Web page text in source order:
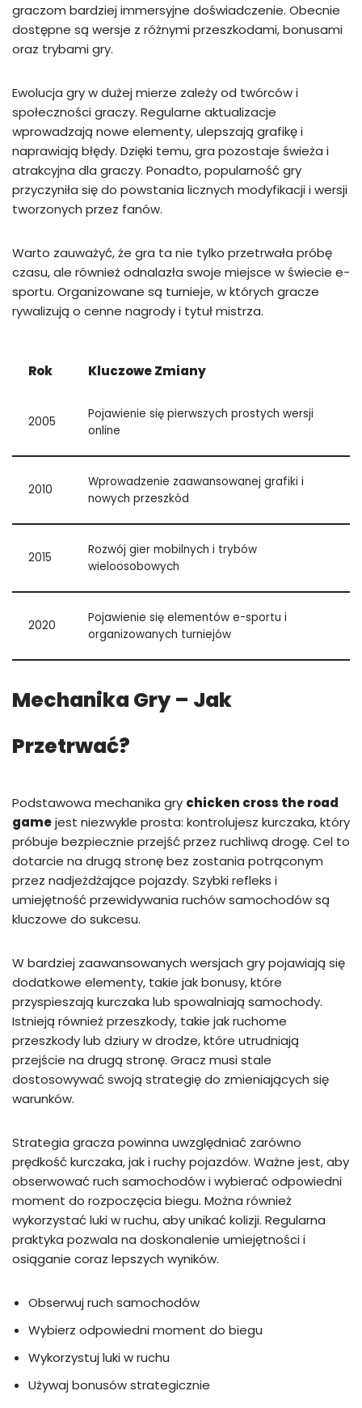
graczom bardziej immersyjne doświadczenie. Obecnie
dostępne są wersje z różnymi przeszkodami, bonusami
oraz trybami gry.
Ewolucja gry w dużej mierze zależy od twórców i
społeczności graczy. Regularne aktualizacje
wprowadzają nowe elementy, ulepszają grafikę i
naprawiają błędy. Dzięki temu, gra pozostaje świeża i
atrakcyjna dla graczy. Ponadto, popularność gry
przyczyniła się do powstania licznych modyfikacji i wersji
tworzonych przez fanów.
Warto zauważyć, że gra ta nie tylko przetrwała próbę
czasu, ale również odnalazła swoje miejsce w świecie e-
sportu. Organizowane są turnieje, w których gracze
rywalizują o cenne nagrody i tytuł mistrza.
Rok Kluczowe Zmiany
2005
Pojawienie się pierwszych prostych wersji
online
2010
Wprowadzenie zaawansowanej grafiki i
nowych przeszkód
2015
Rozwój gier mobilnych i trybów
wieloosobowych
2020
Pojawienie się elementów e-sportu i
organizowanych turniejów
Mechanika Gry – Jak
Przetrwać?
Podstawowa mechanika gry chicken cross the road
gamejest niezwykle prosta: kontrolujesz kurczaka, który
próbuje bezpiecznie przejść przez ruchliwą drogę. Cel to
dotarcie na drugą stronę bez zostania potrąconym
przez nadjeżdżające pojazdy. Szybki refleks i
umiejętność przewidywania ruchów samochodów są
kluczowe do sukcesu.
W bardziej zaawansowanych wersjach gry pojawiają się
dodatkowe elementy, takie jak bonusy, które
przyspieszają kurczaka lub spowalniają samochody.
Istnieją również przeszkody, takie jak ruchome
przeszkody lub dziury w drodze, które utrudniają
przejście na drugą stronę. Gracz musi stale
dostosowywać swoją strategię do zmieniających się
warunków.
Strategia gracza powinna uwzględniać zarówno
prędkość kurczaka, jak i ruchy pojazdów. Ważne jest, aby
obserwować ruch samochodów i wybierać odpowiedni
moment do rozpoczęcia biegu. Można również
wykorzystać luki w ruchu, aby unikać kolizji. Regularna
praktyka pozwala na doskonalenie umiejętności i
osiąganie coraz lepszych wyników.
Obserwuj ruch samochodów
Wybierz odpowiedni moment do biegu
Wykorzystuj luki w ruchu
Używaj bonusów strategicznie